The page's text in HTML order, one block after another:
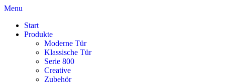
Menu
Start
Produkte
Moderne Tür
Klassische Tür
Serie 800
Creative
Zubehör